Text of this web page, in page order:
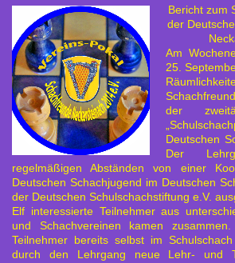
Bericht zum
der
Am
25.
der
Deutschen
Der
regelmäßigen Abständen von einer
Deutschen Schachjugend im Deutschen
der Deutschen Schulschachstiftung e.V.
Elf interessierte Teilnehmer aus
und Schachvereinen kamen
Teilnehmer bereits selbst im
durch den Lehrgang neue Lehr- und